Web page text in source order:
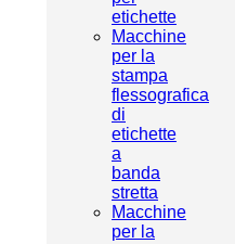
etichette
Macchine
per la
stampa
flessografica
di
etichette
a
banda
stretta
Macchine
per la